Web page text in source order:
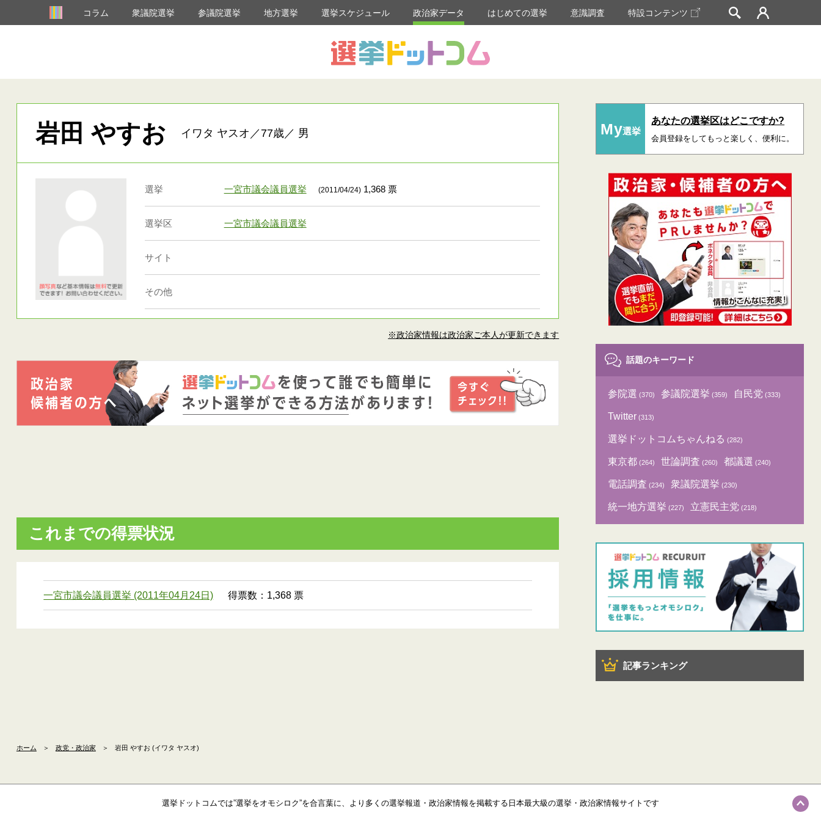
コラム 衆議院選挙 参議院選挙 地方選挙 選挙スケジュール 政治家データ はじめての選挙 意識調査 特設コンテンツ
岩田 やすお イワタ ヤスオ／77歳／ 男
選挙 一宮市議会議員選挙 (2011/04/24)1,368 票
選挙区 一宮市議会議員選挙
サイト
その他
※政治家情報は政治家ご本人が更新できます
これまでの得票状況
一宮市議会議員選挙 (2011年04月24日) 得票数：1,368 票
My選挙
あなたの選挙区はどこですか?
会員登録をしてもっと楽しく、便利に。
話題のキーワード
参院選 (370) 参議院選挙 (359) 自民党 (333)
Twitter (313)
選挙ドットコムちゃんねる (282)
東京都 (264) 世論調査 (260) 都議選 (240)
電話調査 (234) 衆議院選挙 (230)
統一地方選挙 (227) 立憲民主党 (218)
記事ランキング
ホーム ＞ 政党・政治家 ＞ 岩田 やすお (イワタ ヤスオ)
選挙ドットコムでは”選挙をオモシロク”を合言葉に、より多くの選挙報道・政治家情報を掲載する日本最大級の選挙・政治家情報サイトです